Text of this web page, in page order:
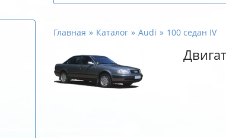
Главная Каталог Audi 100 седан IV